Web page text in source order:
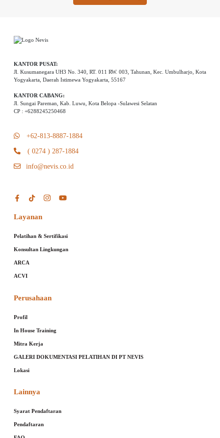
KANTOR PUSAT:
Jl. Kusumanegara UH3 No. 340, RT. 011 RW. 003, Tahunan, Kec. Umbulharjo, Kota
Yogyakarta, Daerah Istimewa Yogyakarta, 55167
KANTOR CABANG:
Jl. Sungai Pareman, Kab. Luwu, Kota Belopa -Sulawesi Selatan
CP : +6288245250468
+62-813-8887-1884
( 0274 ) 287-1884
info@nevis.co.id
Layanan
Pelatihan & Sertifikasi
Konsultan Lingkungan
ARCA
ACVI
Perusahaan
Profil
In House Training
Mitra Kerja
GALERI DOKUMENTASI PELATIHAN DI PT NEVIS
Lokasi
Lainnya
Syarat Pendaftaran
Pendaftaran